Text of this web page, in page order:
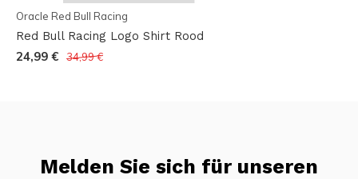
Oracle Red Bull Racing
Red Bull Racing Logo Shirt Rood
24,99 € 34,99 €
Melden Sie sich für unseren